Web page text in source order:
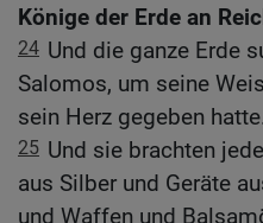
Könige der Erde an
24 Und die ganze Erde
Salomos, um seine
sein Herz gegeben
25 Und sie brachten
aus Silber und Geräte
und Waffen und